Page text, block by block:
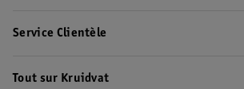
Service Clientèle
Tout sur Kruidvat